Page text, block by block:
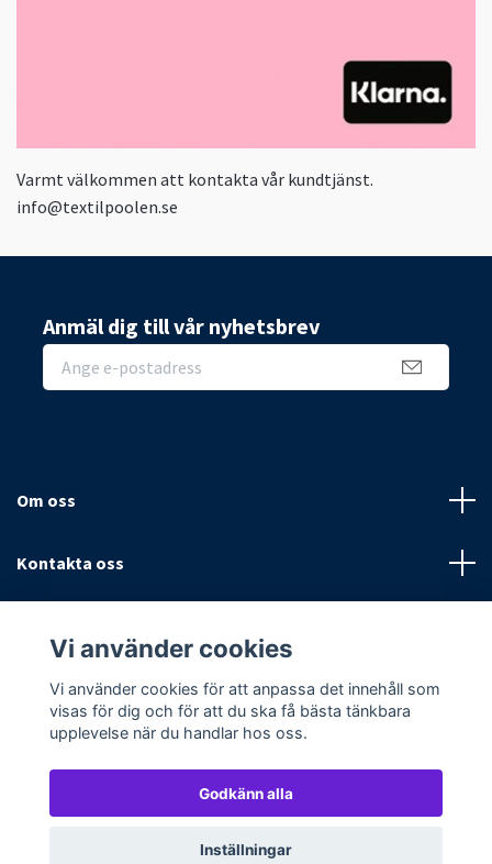
Varmt välkommen att kontakta vår kundtjänst.
info@textilpoolen.se
Anmäl dig till vår nyhetsbrev
Om oss
Kontakta oss
Sociala medier
© 2026 TextilpoolenPowered by Quickbutik
Vi använder cookies
Vi använder cookies för att anpassa det innehåll som
visas för dig och för att du ska få bästa tänkbara
upplevelse när du handlar hos oss.
Godkänn alla
Inställningar